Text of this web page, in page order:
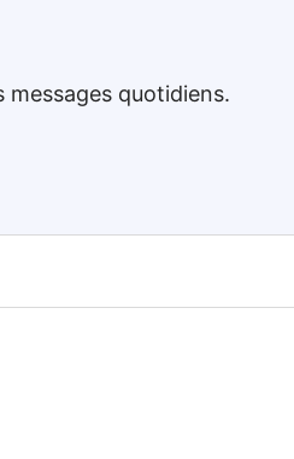
quotidiens.